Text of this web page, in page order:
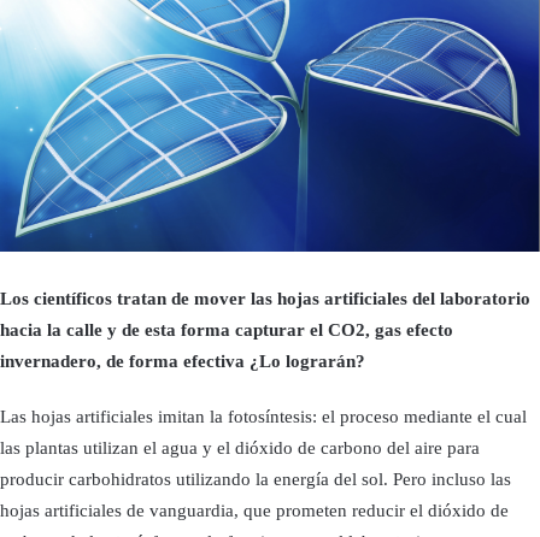
Los científicos tratan de mover las hojas artificiales del laboratorio
hacia la calle y de esta forma capturar el CO2, gas efecto
invernadero, de forma efectiva ¿Lo lograrán?
Las hojas artificiales imitan la fotosíntesis: el proceso mediante el cual
las plantas utilizan el agua y el dióxido de carbono del aire para
producir carbohidratos utilizando la energía del sol. Pero incluso las
hojas artificiales de vanguardia, que prometen reducir el dióxido de